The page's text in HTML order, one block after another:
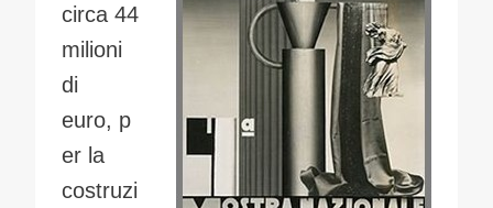
circa 44
milioni
di
euro, p
er la
costruzi